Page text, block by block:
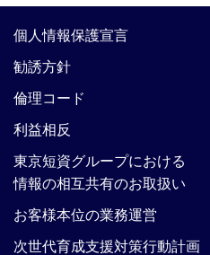
個人情報保護宣言
勧誘方針
倫理コード
利益相反
東京短資グループにおける
情報の相互共有のお取扱い
お客様本位の業務運営
次世代育成支援対策行動計画